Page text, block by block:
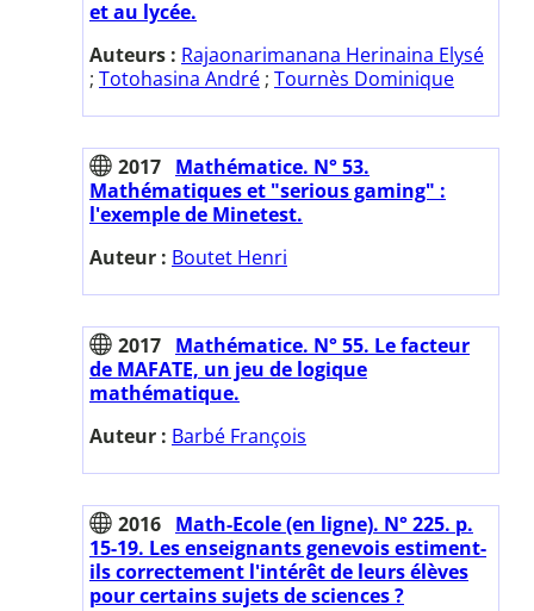
et au lycée.
Auteurs : Rajaonarimanana Herinaina Elysé
; Totohasina André ; Tournès Dominique
2017 Mathématice. N° 53.
Mathématiques et "serious gaming" :
l'exemple de Minetest.
Auteur : Boutet Henri
2017 Mathématice. N° 55. Le facteur
de MAFATE, un jeu de logique
mathématique.
Auteur : Barbé François
2016 Math-Ecole (en ligne). N° 225. p.
15-19. Les enseignants genevois estiment-
ils correctement l'intérêt de leurs élèves
pour certains sujets de sciences ?